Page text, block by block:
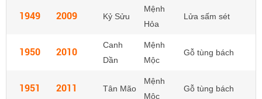
1949 2009 Kỷ Sửu
Mệnh
Hỏa
Lửa sấm sét
1950 2010
Canh
Dần
Mệnh
Mộc
Gỗ tùng bách
1951 2011 Tân Mão
Mệnh
Mộc
Gỗ tùng bách